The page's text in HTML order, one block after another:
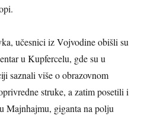
učesnici iz Vojvodine obišli su
u Kupfercelu, gde su u
saznali više o obrazovnom
struke, a zatim posetili i
Majnhajmu, giganta na polju